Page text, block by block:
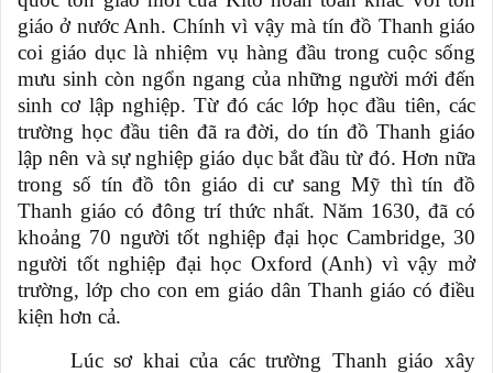
giáo ở nước Anh. Chính vì vậy mà tín đồ Thanh giáo
coi giáo dục là nhiệm vụ hàng đầu trong cuộc sống
mưu sinh còn ngổn ngang của những người mới đến
sinh cơ lập nghiệp. Từ đó các lớp học đầu tiên, các
trường học đầu tiên đã ra đời, do tín đồ Thanh giáo
lập nên và sự nghiệp giáo dục bắt đầu từ đó. Hơn nữa
trong số tín đồ tôn giáo di cư sang Mỹ thì tín đồ
Thanh giáo có đông trí thức nhất. Năm 1630, đã có
khoảng 70 người tốt nghiệp đại học Cambridge, 30
người tốt nghiệp đại học Oxford (Anh) vì vậy mở
trường, lớp cho con em giáo dân Thanh giáo có điều
kiện hơn cả.
Lúc sơ khai của các trường Thanh giáo xây